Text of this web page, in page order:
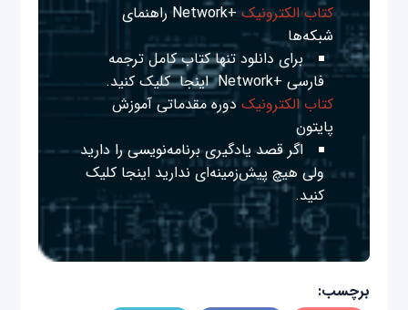
کتاب الکترونیک
+Network راهنمای
شبکه‌ها
برای دانلود تنها کتاب کامل ترجمه
فارسی +Network
اینجا کلیک کنید.
کتاب الکترونیک دوره مقدماتی آموزش
پایتون
اگر قصد یادگیری برنامه‌نویسی را دارید
ولی هیچ پیش‌زمینه‌ای نداریداینجا کلیک
کنید.
برچسب: